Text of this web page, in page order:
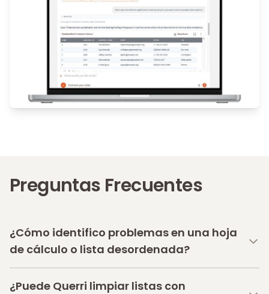
Preguntas Frecuentes
¿Cómo identifico problemas en una hoja
de cálculo o lista desordenada?
¿Puede Querri limpiar listas con